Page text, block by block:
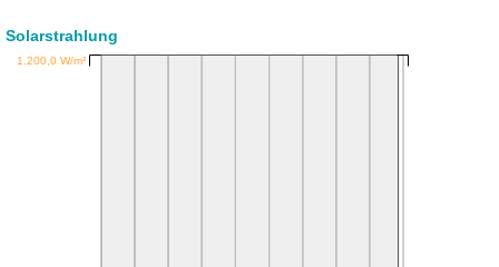
Solarstrahlung